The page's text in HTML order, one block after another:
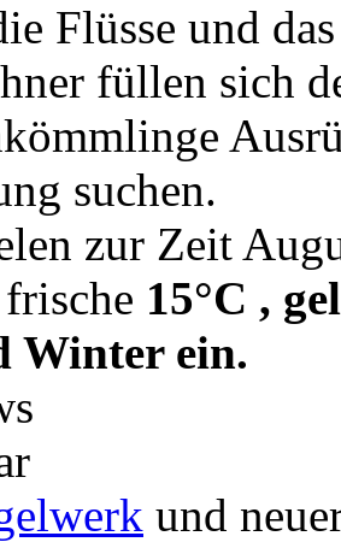
Flüsse und
füllen sich
suchen.
zur Zeit
15°C ,
Winter ein.
und